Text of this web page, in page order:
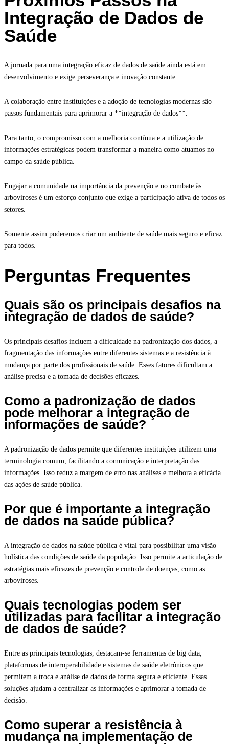
Integração de Dados de
Saúde
A jornada para uma integração eficaz de dados de saúde ainda está em
desenvolvimento e exige perseverança e inovação constante.
A colaboração entre instituições e a adoção de tecnologias modernas são
passos fundamentais para aprimorar a **integração de dados**.
Para tanto, o compromisso com a melhoria contínua e a utilização de
informações estratégicas podem transformar a maneira como atuamos no
campo da saúde pública.
Engajar a comunidade na importância da prevenção e no combate às
arboviroses é um esforço conjunto que exige a participação ativa de todos os
setores.
Somente assim poderemos criar um ambiente de saúde mais seguro e eficaz
para todos.
Perguntas Frequentes
Quais são os principais desafios na
integração de dados de saúde?
Os principais desafios incluem a dificuldade na padronização dos dados, a
fragmentação das informações entre diferentes sistemas e a resistência à
mudança por parte dos profissionais de saúde. Esses fatores dificultam a
análise precisa e a tomada de decisões eficazes.
Como a padronização de dados
pode melhorar a integração de
informações de saúde?
A padronização de dados permite que diferentes instituições utilizem uma
terminologia comum, facilitando a comunicação e interpretação das
informações. Isso reduz a margem de erro nas análises e melhora a eficácia
das ações de saúde pública.
Por que é importante a integração
de dados na saúde pública?
A integração de dados na saúde pública é vital para possibilitar uma visão
holística das condições de saúde da população. Isso permite a articulação de
estratégias mais eficazes de prevenção e controle de doenças, como as
arboviroses.
Quais tecnologias podem ser
utilizadas para facilitar a integração
de dados de saúde?
Entre as principais tecnologias, destacam-se ferramentas de big data,
plataformas de interoperabilidade e sistemas de saúde eletrônicos que
permitem a troca e análise de dados de forma segura e eficiente. Essas
soluções ajudam a centralizar as informações e aprimorar a tomada de
decisão.
Como superar a resistência à
mudança na implementação de